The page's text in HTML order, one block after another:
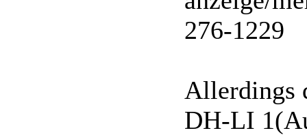
276-1229
Allerdings
DH-LI